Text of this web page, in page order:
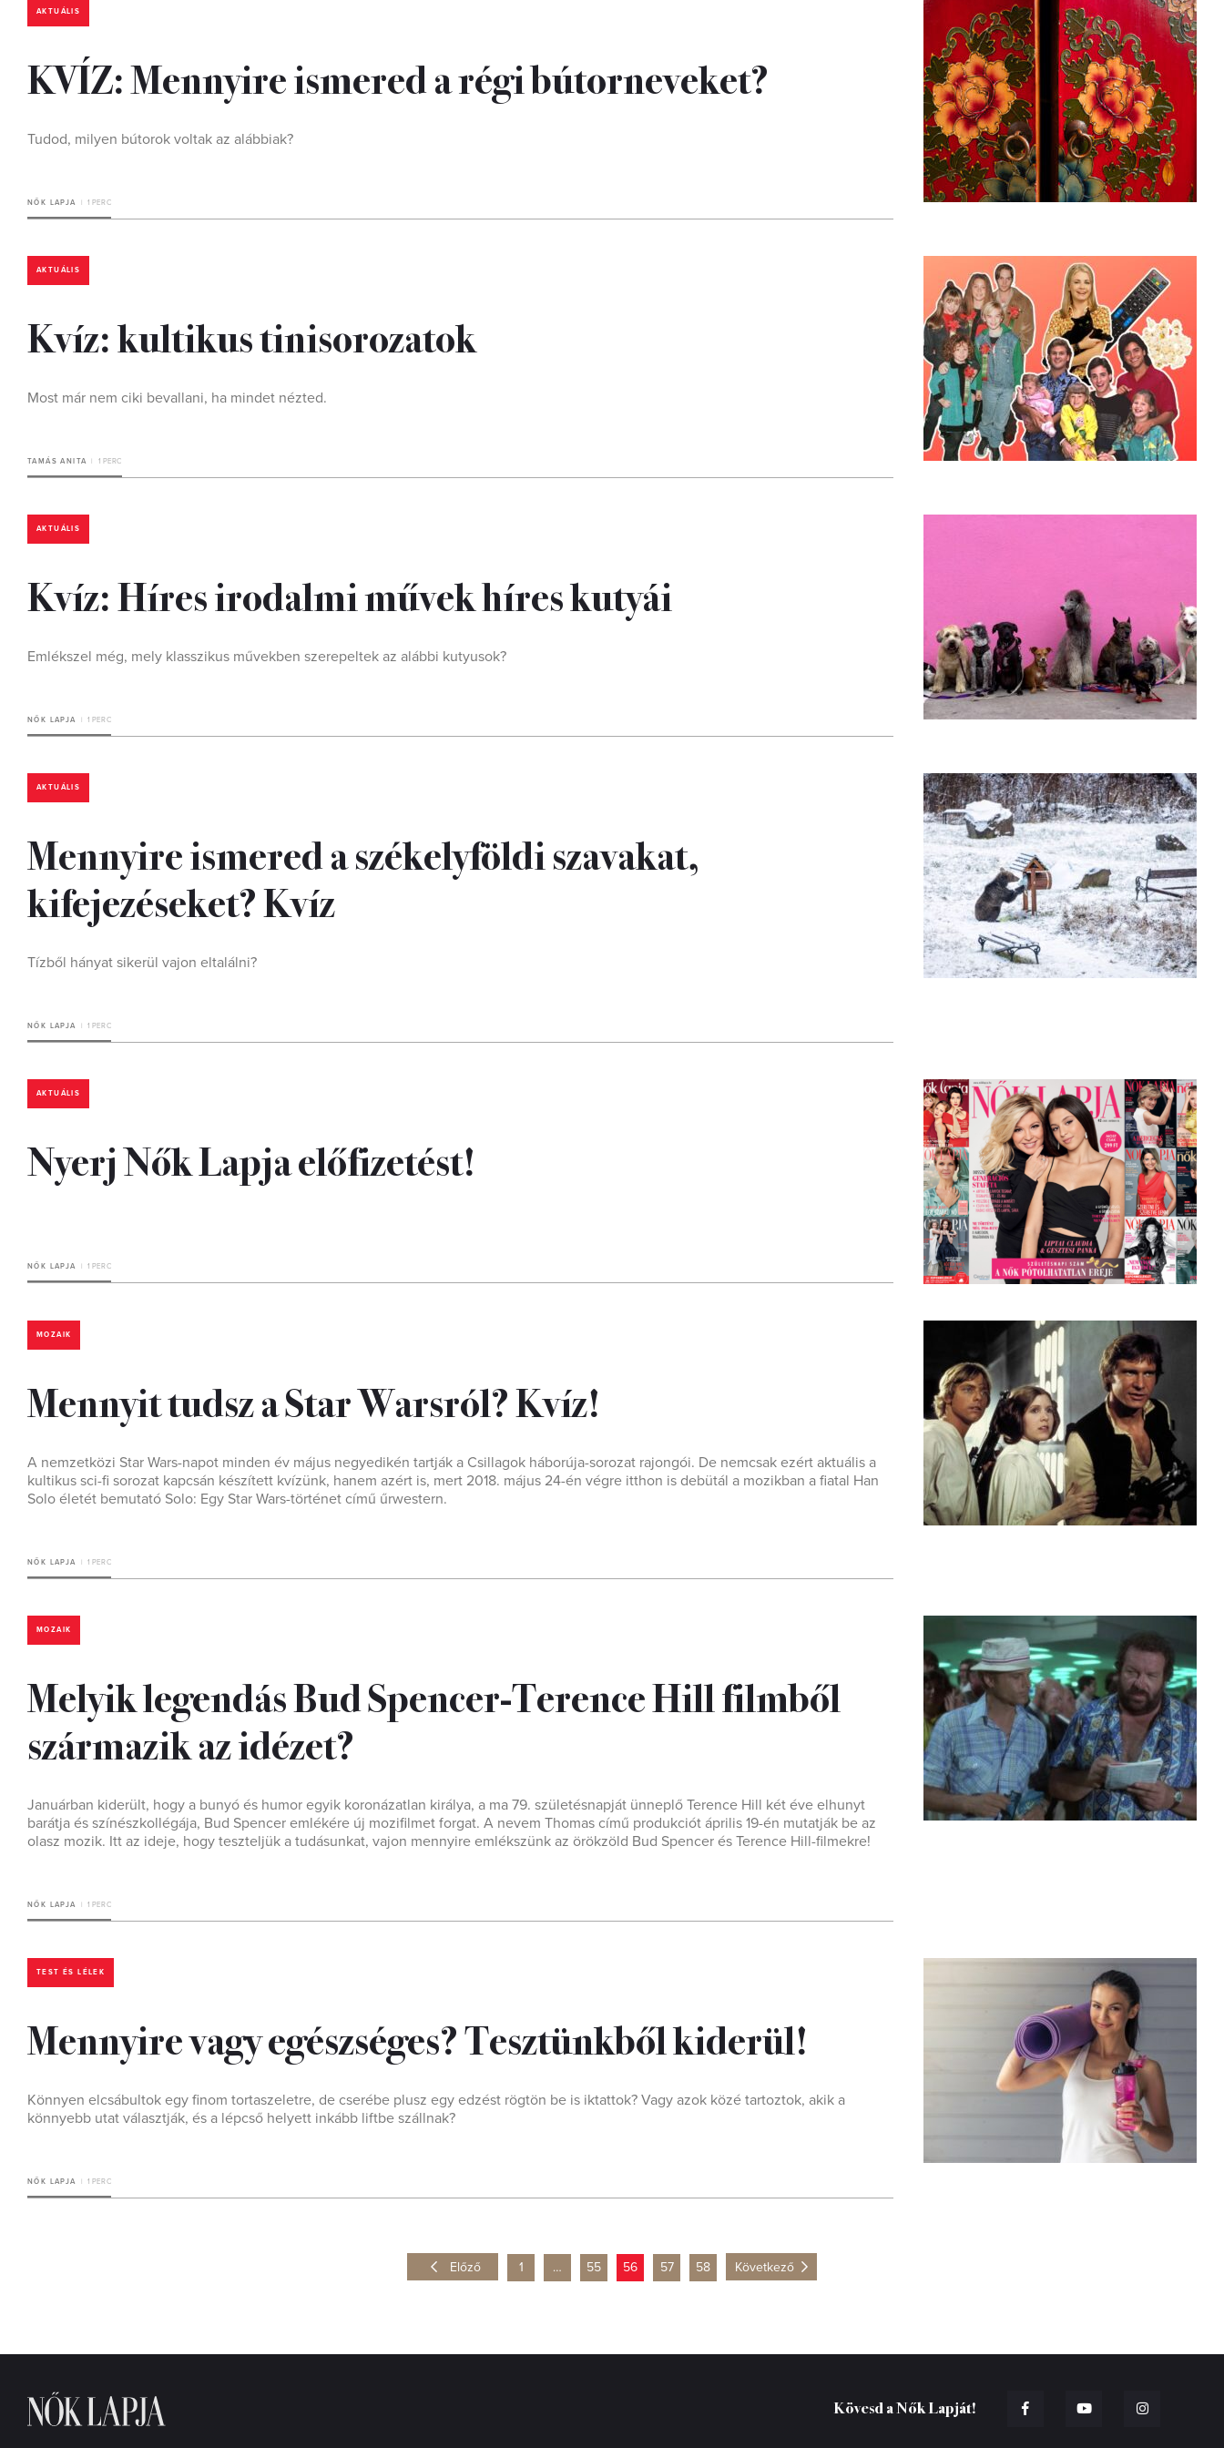
AKTUÁLIS
KVÍZ: Mennyire ismered a régi bútorneveket?
Tudod, milyen bútorok voltak az alábbiak?
NŐK LAPJA 1 PERC
AKTUÁLIS
Kvíz: kultikus tinisorozatok
Most már nem ciki bevallani, ha mindet nézted.
TAMÁS ANITA 1 PERC
AKTUÁLIS
Kvíz: Híres irodalmi művek híres kutyái
Emlékszel még, mely klasszikus művekben szerepeltek az alábbi kutyusok?
NŐK LAPJA 1 PERC
AKTUÁLIS
Mennyire ismered a székelyföldi szavakat,
kifejezéseket? Kvíz
Tízből hányat sikerül vajon eltalálni?
NŐK LAPJA 1 PERC
AKTUÁLIS
Nyerj Nők Lapja előfizetést!
NŐK LAPJA 1 PERC
MOZAIK
Mennyit tudsz a Star Warsról? Kvíz!
A nemzetközi Star Wars-napot minden év május negyedikén tartják a Csillagok háborúja-sorozat rajongói. De nemcsak ezért aktuális a
kultikus sci-fi sorozat kapcsán készített kvízünk, hanem azért is, mert 2018. május 24-én végre itthon is debütál a mozikban a fiatal Han
Solo életét bemutató Solo: Egy Star Wars-történet című űrwestern.
NŐK LAPJA 1 PERC
MOZAIK
Melyik legendás Bud Spencer-Terence Hill filmből
származik az idézet?
Januárban kiderült, hogy a bunyó és humor egyik koronázatlan királya, a ma 79. születésnapját ünneplő Terence Hill két éve elhunyt
barátja és színészkollégája, Bud Spencer emlékére új mozifilmet forgat. A nevem Thomas című produkciót április 19-én mutatják be az
olasz mozik. Itt az ideje, hogy teszteljük a tudásunkat, vajon mennyire emlékszünk az örökzöld Bud Spencer és Terence Hill-filmekre!
NŐK LAPJA 1 PERC
TEST ÉS LÉLEK
Mennyire vagy egészséges? Tesztünkből kiderül!
Könnyen elcsábultok egy finom tortaszeletre, de cserébe plusz egy edzést rögtön be is iktattok? Vagy azok közé tartoztok, akik a
könnyebb utat választják, és a lépcső helyett inkább liftbe szállnak?
NŐK LAPJA 1 PERC
Előző 1 … 55 56 57 58 Következő
Kövesd a Nők Lapját!